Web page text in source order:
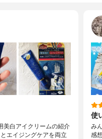
美白アイクリームの紹介
エイジングケアを両立
使
み
感